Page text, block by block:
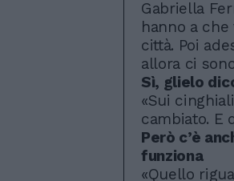
Gabriella
hanno a
città. Poi
allora ci
Sì, glielo
«Sui
cambiato. E
Però c’è
funziona
«Quello